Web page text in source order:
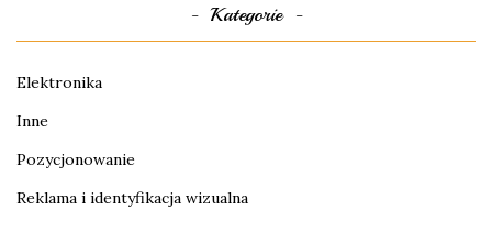
Kategorie
Elektronika
Inne
Pozycjonowanie
Reklama i identyfikacja wizualna